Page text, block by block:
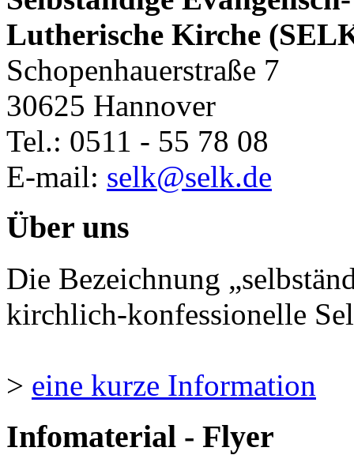
Lutherische Kirche
Schopenhauerstraße 7
30625 Hannover
Tel.: 0511 - 55 78 08
E-mail: selk@selk.de
Über uns
Die Bezeichnung
kirchlich-konfessionelle
> eine kurze Information
Infomaterial - Flyer